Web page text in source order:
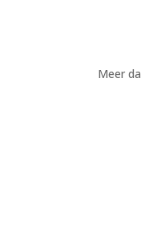
Meer